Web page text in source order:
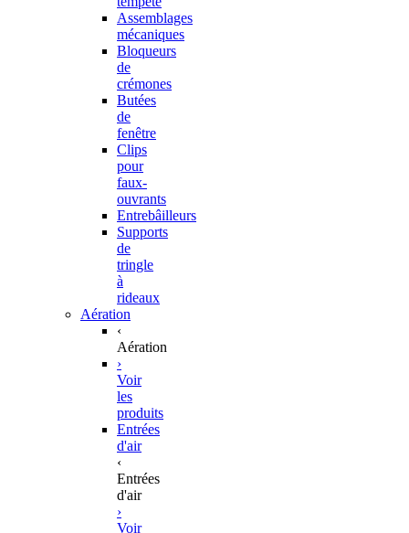
Assemblages
mécaniques
Bloqueurs
de
crémones
Butées
de
fenêtre
Clips
pour
faux-
ouvrants
Entrebâilleurs
Supports
de
tringle
à
rideaux
Aération
‹
Aération
›
Voir
les
produits
Entrées
d'air
‹
Entrées
d'air
›
Voir